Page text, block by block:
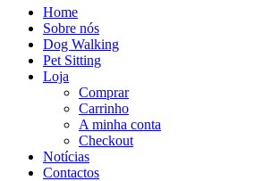
Home
Sobre nós
Dog Walking
Pet Sitting
Loja
Comprar
Carrinho
A minha conta
Checkout
Notícias
Contactos